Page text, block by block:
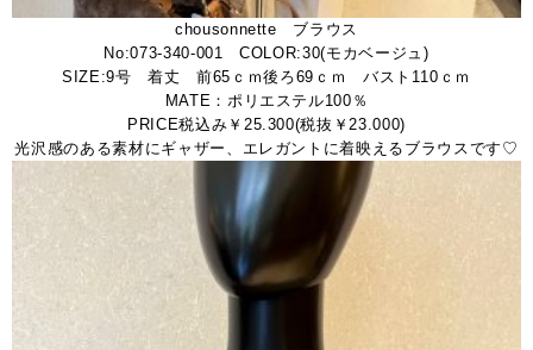
chousonnette ブラウス
No:073-340-001 COLOR:30(モカベージュ)
SIZE:9号 着丈 前65ｃｍ後ろ69ｃｍ バスト110ｃｍ
MATE：ポリエステル100％
PRICE税込み￥25.300(税抜￥23.000)
光沢感のある素材にギャザー、エレガントに着映えるブラウスです♡